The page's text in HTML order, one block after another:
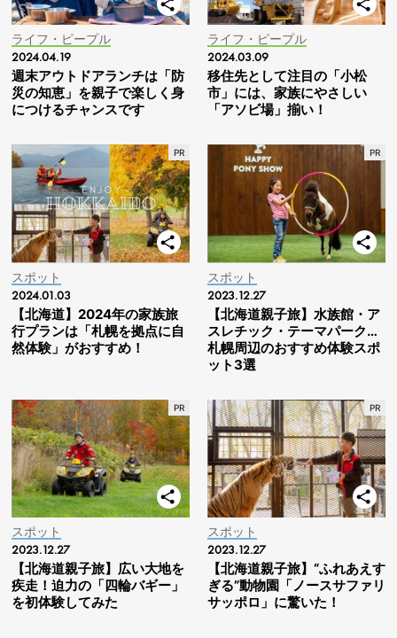
ライフ・ピープル
2024.04.19
週末アウトドアランチは「防
災の知恵」を親子で楽しく身
につけるチャンスです
ライフ・ピープル
2024.03.09
移住先として注目の「小松
市」には、家族にやさしい
「アソビ場」揃い！
スポット
2024.01.03
【北海道】2024年の家族旅
行プランは「札幌を拠点に自
然体験」がおすすめ！
スポット
2023.12.27
【北海道親子旅】水族館・ア
スレチック・テーマパーク…
札幌周辺のおすすめ体験スポ
ット3選
スポット
2023.12.27
【北海道親子旅】広い大地を
疾走！迫力の「四輪バギー」
を初体験してみた
スポット
2023.12.27
【北海道親子旅】“ふれあえす
ぎる”動物園「ノースサファリ
サッポロ」に驚いた！